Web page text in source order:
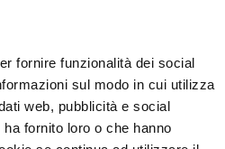
fornire funzionalità dei social
sul modo in cui utilizza
web, pubblicità e social
fornito loro o che hanno